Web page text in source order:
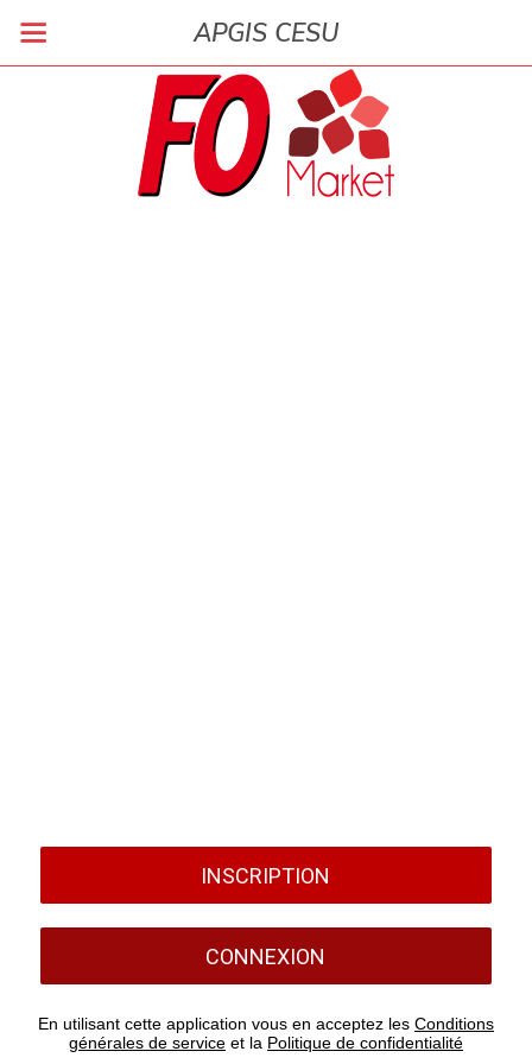
APGIS CESU
INSCRIPTION
CONNEXION
En utilisant cette application vous en acceptez les Conditions
générales de service et la Politique de confidentialité